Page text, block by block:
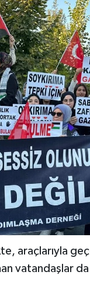
araçlarıyla
vatandaşlar da